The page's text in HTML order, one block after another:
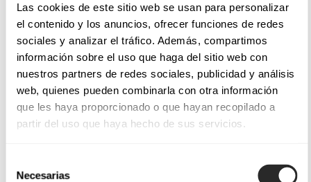
Las cookies de este sitio web se usan para personalizar
el contenido y los anuncios, ofrecer funciones de redes
sociales y analizar el tráfico. Además, compartimos
información sobre el uso que haga del sitio web con
nuestros partners de redes sociales, publicidad y análisis
web, quienes pueden combinarla con otra información
que les haya proporcionado o que hayan recopilado a
partir del uso que haya hecho de sus servicios.
Necesarias